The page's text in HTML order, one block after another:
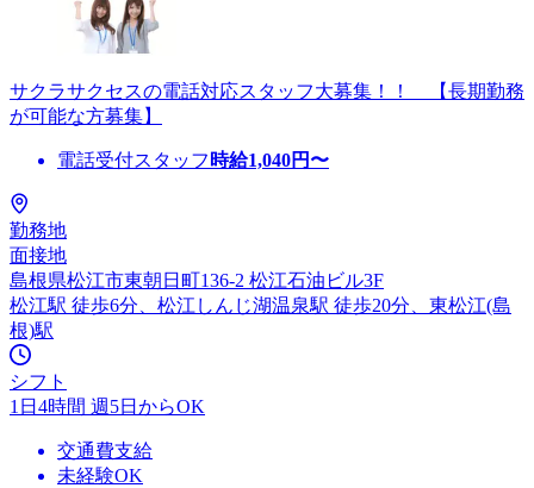
サクラサクセスの電話対応スタッフ大募集！！ 【長期勤務
が可能な方募集】
電話受付スタッフ 時給1,040円〜
勤務地
面接地
島根県松江市東朝日町136-2 松江石油ビル3F
松江駅 徒歩6分、松江しんじ湖温泉駅 徒歩20分、東松江(島
根)駅
シフト
1日4時間 週5日からOK
交通費支給
未経験OK